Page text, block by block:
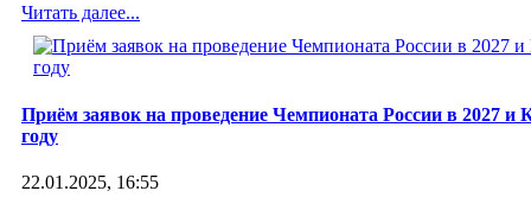
Читать далее...
Приём заявок на проведение Чемпионата России в 2027 и
году
22.01.2025, 16:55